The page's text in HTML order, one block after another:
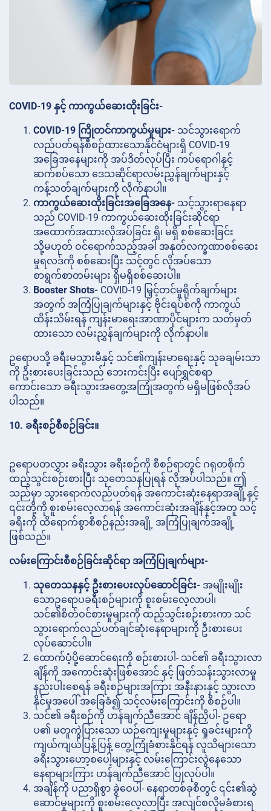
COVID-19 နှင့် ကာကွယ်ဆေးထိုးခြင်း-
COVID-19 ကြိုတင်ကာကွယ်မှုများ- သင်သွားရောက်
လည်ပတ်ရန်စီစဉ်ထားသောနိုင်ငံများရှိ COVID-19
အခြေအနေများကို အပ်ဒိတ်လုပ်ပြီး ကပ်ရောဂါနှင့်
ဆက်စပ်သော ဒေသဆိုင်ရာလမ်းညွှန်ချက်များနှင့်
ကန့်သတ်ချက်များကို လိုက်နာပါ။
ကာကွယ်ဆေးထိုးခြင်းအခြေအနေ- သင့်သွားရာနေရာ
သည် COVID-19 ကာကွယ်ဆေးထိုးခြင်းဆိုင်ရာ
အထောက်အထားလိုအပ်ခြင်း ရှိ၊ မရှိ စစ်ဆေးခြင်း
သို့မဟုတ် ဝင်ရောက်သည့်အခါ အနုတ်လက္ခဏာစစ်ဆေး
မှုရလဒ်ကို စစ်ဆေးပြီး သင့်တွင် လိုအပ်သော
စာရွက်စာတမ်းများ ရှိမရှိစစ်ဆေးပါ။
Booster Shots- COVID-19 မြှင့်တင်မှုရိုက်ချက်များ
အတွက် အကြံပြုချက်များနှင့် ဗိုင်းရပ်စ်ကို ကာကွယ်
ထိန်းသိမ်းရန် ကျန်းမာရေးအာဏာပိုင်များက သတ်မှတ်
ထားသော လမ်းညွှန်ချက်များကို လိုက်နာပါ။
ဥရောပသို့ ခရီးမသွားမီနှင့် သင်၏ကျန်းမာရေးနှင့် သုခချမ်းသာ
ကို ဦးစားပေးခြင်းသည် ဘေးကင်းပြီး ပျော်ရွှင်စရာ
ကောင်းသော ခရီးသွားအတွေ့အကြုံအတွက် မရှိမဖြစ်လိုအပ်
ပါသည်။
10. ခရီးစဉ်စီစဉ်ခြင်း။
ဥရောပတလွှား ခရီးသွား ခရီးစဉ်ကို စီစဉ်ရာတွင် ဂရုတစိုက်
ထည့်သွင်းစဉ်းစားပြီး သုတေသနပြုရန် လိုအပ်ပါသည်။ ဤ
သည်မှာ သွားရောက်လည်ပတ်ရန် အကောင်းဆုံးနေရာအချို့နှင့်
၎င်းတို့ကို စူးစမ်းလေ့လာရန် အကောင်းဆုံးအချိန်နှင့်အတူ သင့်
ခရီးကို ထိရောက်စွာစီစဉ်နည်းအချို့ အကြံပြုချက်အချို့
ဖြစ်သည်။
လမ်းကြောင်းစီစဉ်ခြင်းဆိုင်ရာ အကြံပြုချက်များ-
သုတေသနနှင့် ဦးစားပေးလုပ်ဆောင်ခြင်း- အမျိုးမျိုး
သောဥရောပခရီးစဉ်များကို စူးစမ်းလေ့လာပါ၊
သင်၏စိတ်ဝင်စားမှုများကို ထည့်သွင်းစဉ်းစားကာ သင်
သွားရောက်လည်ပတ်ချင်ဆုံးနေရာများကို ဦးစားပေး
လုပ်ဆောင်ပါ။
ထောက်ပံ့ပို့ဆောင်ရေးကို စဉ်းစားပါ- သင်၏ ခရီးသွားလာ
ချိန်ကို အကောင်းဆုံးဖြစ်အောင် နှင့် ဖြတ်သန်းသွားလာမှု
နည်းပါးစေရန် ခရီးစဉ်များအကြား အနီးနားနှင့် သွားလာ
နိုင်မှုအပေါ် အခြေခံ၍ သင့်လမ်းကြောင်းကို စီစဉ်ပါ။
သင်၏ ခရီးစဉ်ကို ဟန်ချက်ညီအောင် ချိန်ညှိပါ- ဥရော
ပ၏ မတူကွဲပြားသော ယဉ်ကျေးမှုများနှင့် ရှုခင်းများကို
ကျယ်ကျယ်ပြန့်ပြန့် တွေ့ကြုံခံစားနိုင်ရန် လူသိများသော
ခရီးသွားဟော့စပေါ့များနှင့် လမ်းကြောင်းလွဲနေသော
နေရာများကြား ဟန်ချက်ညီအောင် ပြုလုပ်ပါ။
အချိန်ကို ပညာရှိစွာ ခွဲဝေပါ- နေရာတစ်ခုစီတွင် ၎င်း၏ဆွဲ
ဆောင်မှုများကို စူးစမ်းလေ့လာပြီး အလျင်စလိုမခံစားရ